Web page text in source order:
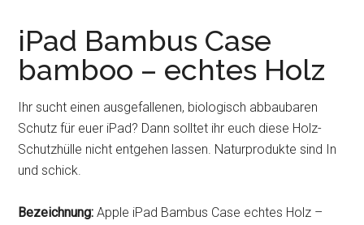
iPad Bambus Case
bamboo – echtes Holz
Ihr sucht einen ausgefallenen, biologisch abbaubaren
Schutz für euer iPad? Dann solltet ihr euch diese Holz-
Schutzhülle nicht entgehen lassen. Naturprodukte sind In
und schick.
Bezeichnung: Apple iPad Bambus Case echtes Holz –